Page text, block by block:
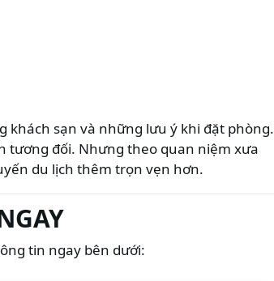
khách sạn và những lưu ý khi đặt phòng.
tương đối. Nhưng theo quan niệm xưa
du lịch thêm trọn vẹn hơn.
tin ngay bên dưới: